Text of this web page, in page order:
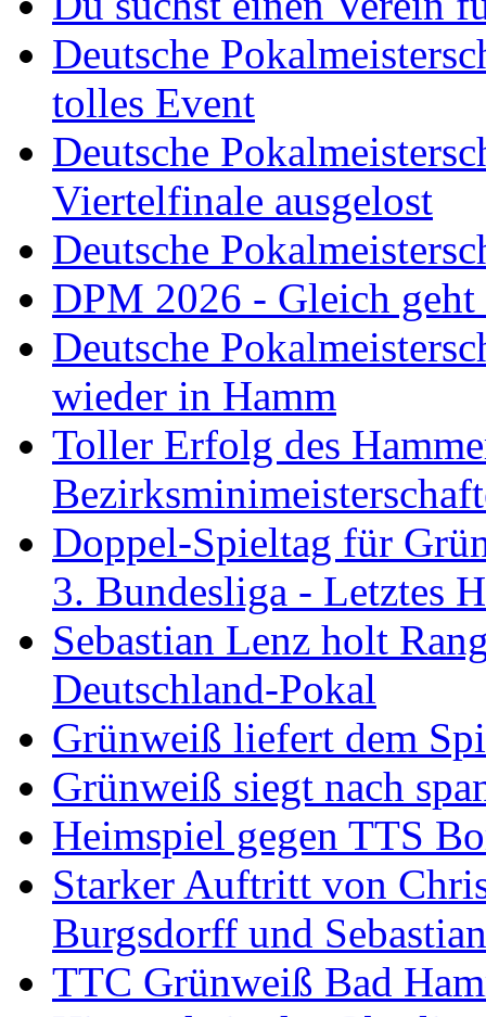
Deutsche
tolles Event
Deutsche
Viertelfinale ausgelost
Deutsche
DPM 2026 - Gleich geht
Deutsche
wieder in Hamm
Toller Erfolg des
Doppel-Spieltag für
3. Bundesliga - Letztes
Sebastian Lenz holt
Deutschland-Pokal
Grünweiß liefert dem
Grünweiß siegt nach
Heimspiel gegen TTS
Starker Auftritt von
Burgsdorff und
TTC Grünweiß Bad